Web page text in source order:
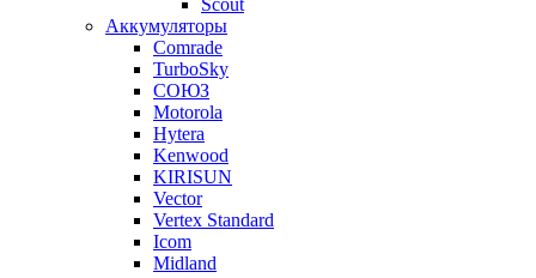
Scout
Аккумуляторы
Comrade
TurboSky
СОЮЗ
Motorola
Hytera
Kenwood
KIRISUN
Vector
Vertex Standard
Icom
Midland